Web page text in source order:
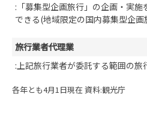
:「募集型企画旅行」の企画・実
できる(地域限定の国内募集型企
旅行業者代理業
:上記旅行業者が委託する範囲の旅
各年とも4月1日現在 資料:観光庁